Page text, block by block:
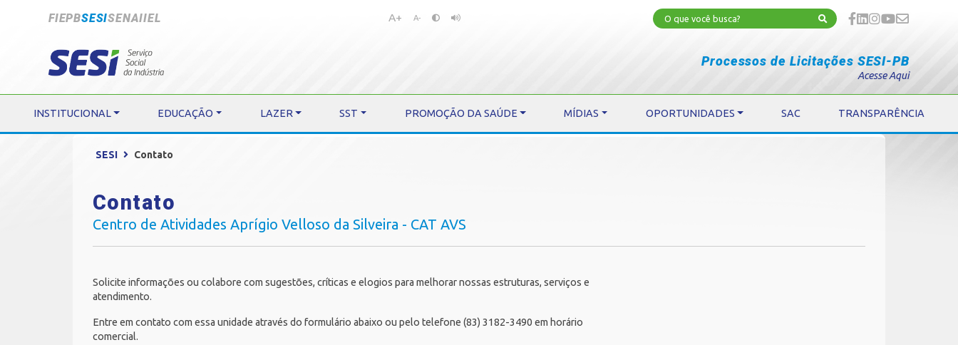
FIEPBSESISENAIIEL
Pular
Pular
A+ A-
Processos de Licitações SESI-PB
Acesse Aqui
INSTITUCIONAL EDUCAÇÃO LAZER SST PROMOÇÃO DA SAÚDE MÍDIAS OPORTUNIDADES SAC TRANSPARÊNCIA
SESI Contato
Contato
Centro de Atividades Aprígio Velloso da Silveira - CAT AVS
Solicite informações ou colabore com sugestões, críticas e elogios para melhorar nossas estruturas, serviços e
atendimento.
Entre em contato com essa unidade através do formulário abaixo ou pelo telefone (83) 3182-3490 em horário
comercial.